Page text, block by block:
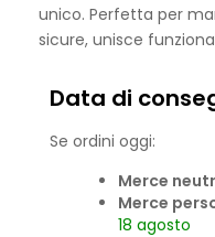
unico. Perfetta per
sicure, unisce
Data di
Se ordini oggi:
Merce
Merce
18 agosto